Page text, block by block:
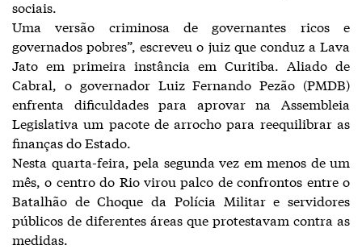
sociais.
Uma versão criminosa de governantes ricos e
governados pobres”, escreveu o juiz que conduz a Lava
Jato em primeira instância em Curitiba. Aliado de
Cabral, o governador Luiz Fernando Pezão (PMDB)
enfrenta dificuldades para aprovar na Assembleia
Legislativa um pacote de arrocho para reequilibrar as
finanças do Estado.
Nesta quarta-feira, pela segunda vez em menos de um
mês, o centro do Rio virou palco de confrontos entre o
Batalhão de Choque da Polícia Militar e servidores
públicos de diferentes áreas que protestavam contra as
medidas.